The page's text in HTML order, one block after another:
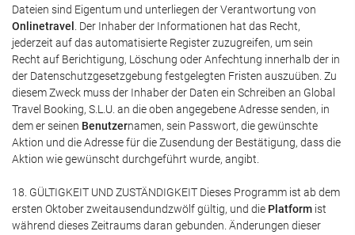
Dateien sind Eigentum und unterliegen der Verantwortung von
Onlinetravel
. Der Inhaber der Informationen hat das Recht,
jederzeit auf das automatisierte Register zuzugreifen, um sein
Recht auf Berichtigung, Löschung oder Anfechtung innerhalb der in
der Datenschutzgesetzgebung festgelegten Fristen auszuüben. Zu
diesem Zweck muss der Inhaber der Daten ein Schreiben an Global
Travel Booking, S.L.U. an die oben angegebene Adresse senden, in
dem er seinen Benutzernamen, sein Passwort, die gewünschte
Aktion und die Adresse für die Zusendung der Bestätigung, dass die
Aktion wie gewünscht durchgeführt wurde, angibt.
18. GÜLTIGKEIT UND ZUSTÄNDIGKEIT Dieses Programm ist ab dem
ersten Oktober zweitausendundzwölf gültig, und die Platform ist
während dieses Zeitraums daran gebunden. Änderungen dieser